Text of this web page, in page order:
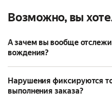
Возможно, вы
А зачем вы вообще
вождения?
Нарушения фиксируются
выполнения заказа?